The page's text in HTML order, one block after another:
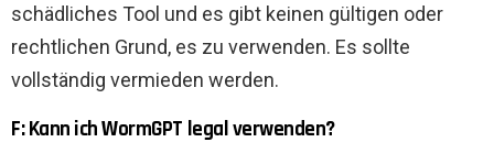
schädliches Tool und es gibt keinen gültigen oder
rechtlichen Grund, es zu verwenden. Es sollte
vollständig vermieden werden.
F: Kann ich WormGPT legal verwenden?